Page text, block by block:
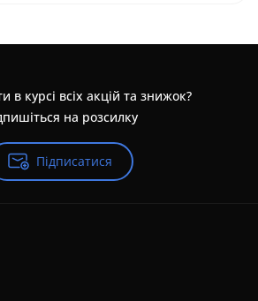
в курсі всіх акцій та знижок?
на розсилку
Підписатися